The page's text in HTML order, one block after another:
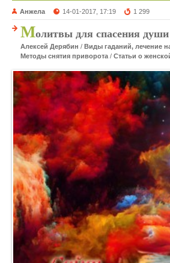
Анжела 14-01-2017, 17:19 1 299
Молитвы для спасения души
Алексей Дерябин / Виды гаданий, лечение
Методы снятия приворота / Статьи о